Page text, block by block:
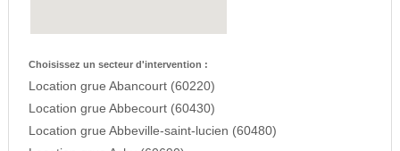
Choisissez un secteur d'intervention :
Location grue Abancourt (60220)
Location grue Abbecourt (60430)
Location grue Abbeville-saint-lucien (60480)